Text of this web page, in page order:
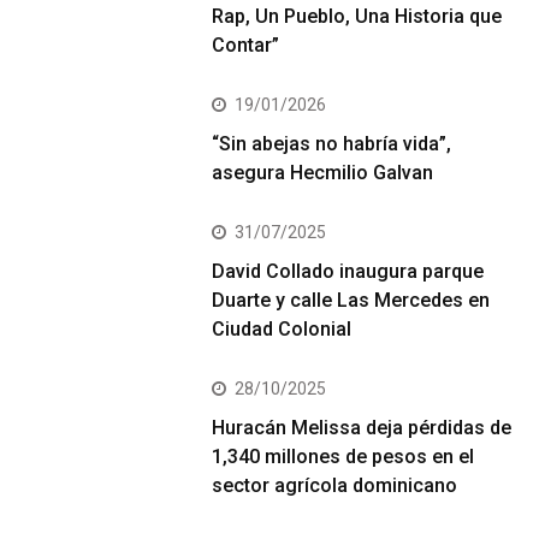
Rap, Un Pueblo, Una Historia que
Contar”
19/01/2026
“Sin abejas no habría vida”,
asegura Hecmilio Galvan
31/07/2025
David Collado inaugura parque
Duarte y calle Las Mercedes en
Ciudad Colonial
28/10/2025
Huracán Melissa deja pérdidas de
1,340 millones de pesos en el
sector agrícola dominicano